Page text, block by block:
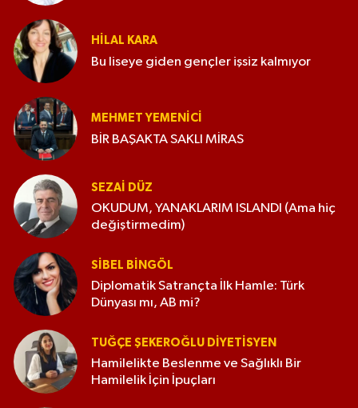
HILAL KARA
Bu liseye giden gençler işsiz kalmıyor
MEHMET YEMENICI
BİR BAŞAKTA SAKLI MİRAS
SEZAI DÜZ
OKUDUM, YANAKLARIM ISLANDI (Ama hiç
değiştirmedim)
SIBEL BINGÖL
Diplomatik Satrançta İlk Hamle: Türk
Dünyası mı, AB mi?
TUĞÇE ŞEKEROĞLU DIYETISYEN
Hamilelikte Beslenme ve Sağlıklı Bir
Hamilelik İçin İpuçları